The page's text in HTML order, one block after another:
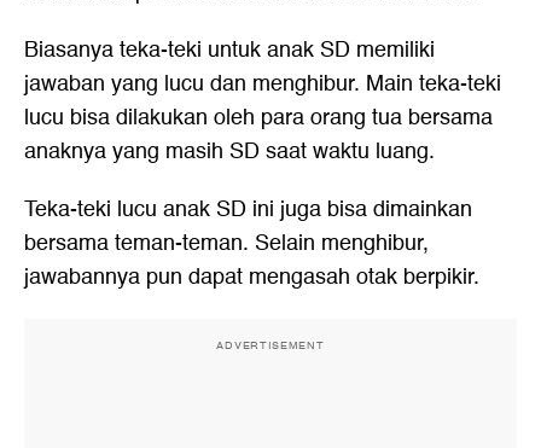
Biasanya teka-teki untuk anak SD memiliki
jawaban yang lucu dan menghibur. Main teka-teki
lucu bisa dilakukan oleh para orang tua bersama
anaknya yang masih SD saat waktu luang.
Teka-teki lucu anak SD ini juga bisa dimainkan
bersama teman-teman. Selain menghibur,
jawabannya pun dapat mengasah otak berpikir.
ADVERTISEMENT